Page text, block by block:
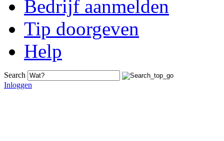
Bedrijf aanmelden
Tip doorgeven
Help
Search
Inloggen